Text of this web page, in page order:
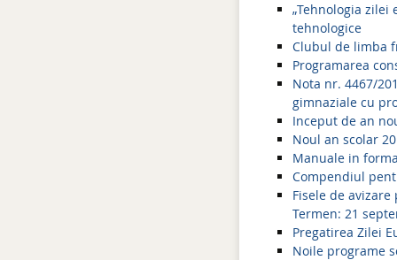
„Tehnologia zilei
tehnologice
Clubul de limba
Programarea
Nota nr. 4467/
gimnaziale cu
Inceput de an
Noul an scolar
Manuale in
Compendiul
Fisele de
Termen: 21
Pregatirea Zilei
Noile programe